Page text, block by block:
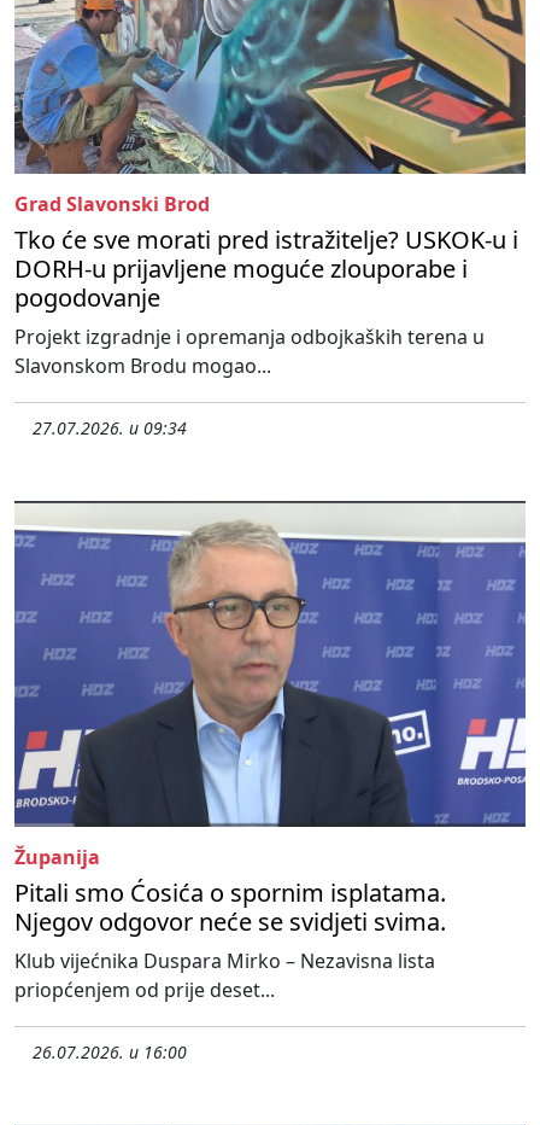
Grad Slavonski Brod
Tko će sve morati pred istražitelje? USKOK-u i
DORH-u prijavljene moguće zlouporabe i
pogodovanje
Projekt izgradnje i opremanja odbojkaških terena u
Slavonskom Brodu mogao...
27.07.2026. u 09:34
Županija
Pitali smo Ćosića o spornim isplatama.
Njegov odgovor neće se svidjeti svima.
Klub vijećnika Duspara Mirko – Nezavisna lista
priopćenjem od prije deset...
26.07.2026. u 16:00